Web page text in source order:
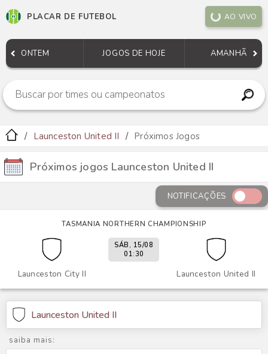
PLACAR DE FUTEBOL AO VIVO
ONTEM JOGOS DE HOJE AMANHÃ
Launceston United II Próximos Jogos
Próximos jogos Launceston United II
NOTIFICAÇÕES
TASMANIA NORTHERN CHAMPIONSHIP
Launceston City II Launceston United II
SÁB, 15/08
01:30
Launceston United II
saiba mais: